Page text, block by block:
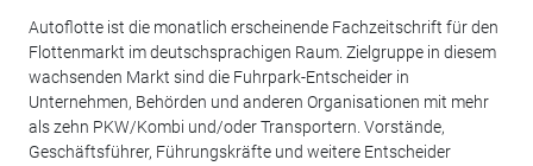
Autoflotte ist die monatlich erscheinende Fachzeitschrift für den
Flottenmarkt im deutschsprachigen Raum. Zielgruppe in diesem
wachsenden Markt sind die Fuhrpark-Entscheider in
Unternehmen, Behörden und anderen Organisationen mit mehr
als zehn PKW/Kombi und/oder Transportern. Vorstände,
Geschäftsführer, Führungskräfte und weitere Entscheider